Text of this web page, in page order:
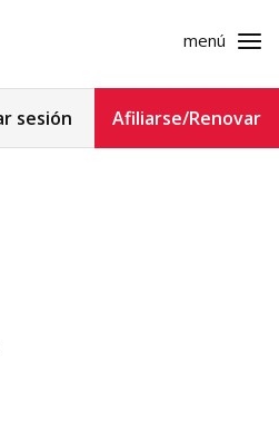
menú
sesión Afiliarse/Renovar